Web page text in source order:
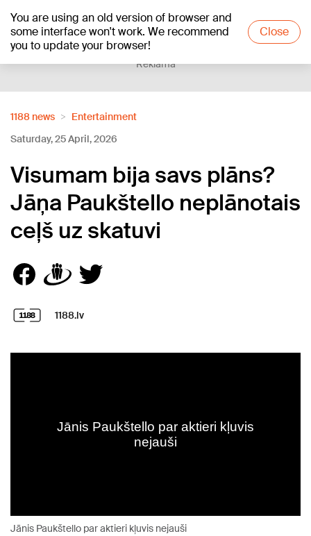
You are using an old version of browser and
some interface won't work. We recommend
you to update your browser!
Close
+18°C
Reklāma
1188 news
Entertainment
Saturday, 25 April, 2026
Visumam bija savs plāns?
Jāņa Paukštello neplānotais
ceļš uz skatuvi
1188.lv
Jānis Paukštello par aktieri kļuvis nejauši